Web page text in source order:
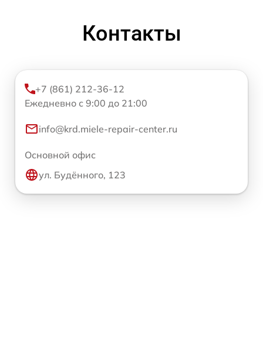
Контакты
+7 (861) 212-36-12
Ежедневно с 9:00 до 21:00
info@krd.miele-repair-center.ru
Основной офис
ул. Будённого, 123